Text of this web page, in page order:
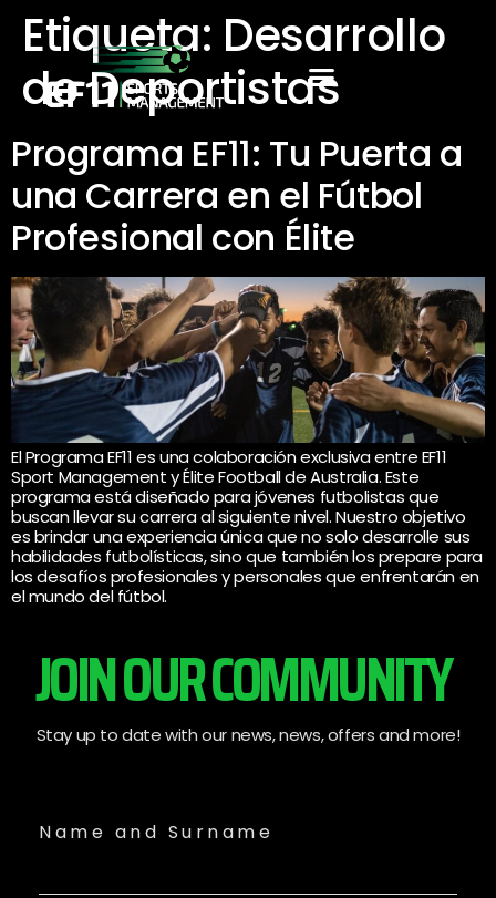
Etiqueta: Desarrollo
de Deportistas
Programa EF11: Tu Puerta a
una Carrera en el Fútbol
Profesional con Élite
El Programa EF11 es una colaboración exclusiva entre EF11
Sport Management y Élite Football de Australia. Este
programa está diseñado para jóvenes futbolistas que
buscan llevar su carrera al siguiente nivel. Nuestro objetivo
es brindar una experiencia única que no solo desarrolle sus
habilidades futbolísticas, sino que también los prepare para
los desafíos profesionales y personales que enfrentarán en
el mundo del fútbol.
JOIN OUR COMMUNITY
Stay up to date with our news, news, offers and more!
Name and Surname